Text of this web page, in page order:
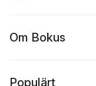
Om Bokus
Populärt